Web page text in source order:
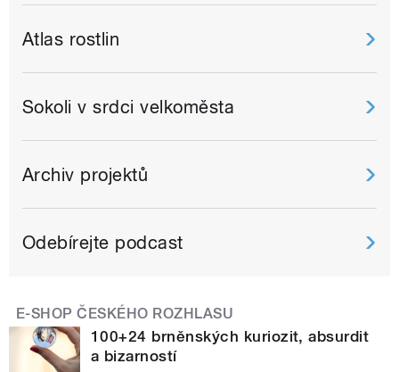
Atlas rostlin
Sokoli v srdci velkoměsta
Archiv projektů
Odebírejte podcast
E-SHOP ČESKÉHO ROZHLASU
100+24 brněnských kuriozit, absurdit
a bizarností